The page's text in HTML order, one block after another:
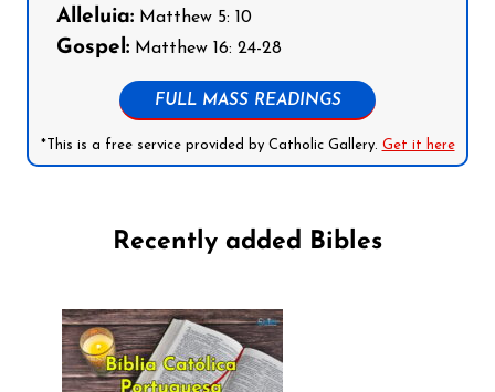
Alleluia: Matthew 5: 10
Gospel: Matthew 16: 24-28
FULL MASS READINGS
*This is a free service provided by Catholic Gallery. Get it here
Recently added Bibles